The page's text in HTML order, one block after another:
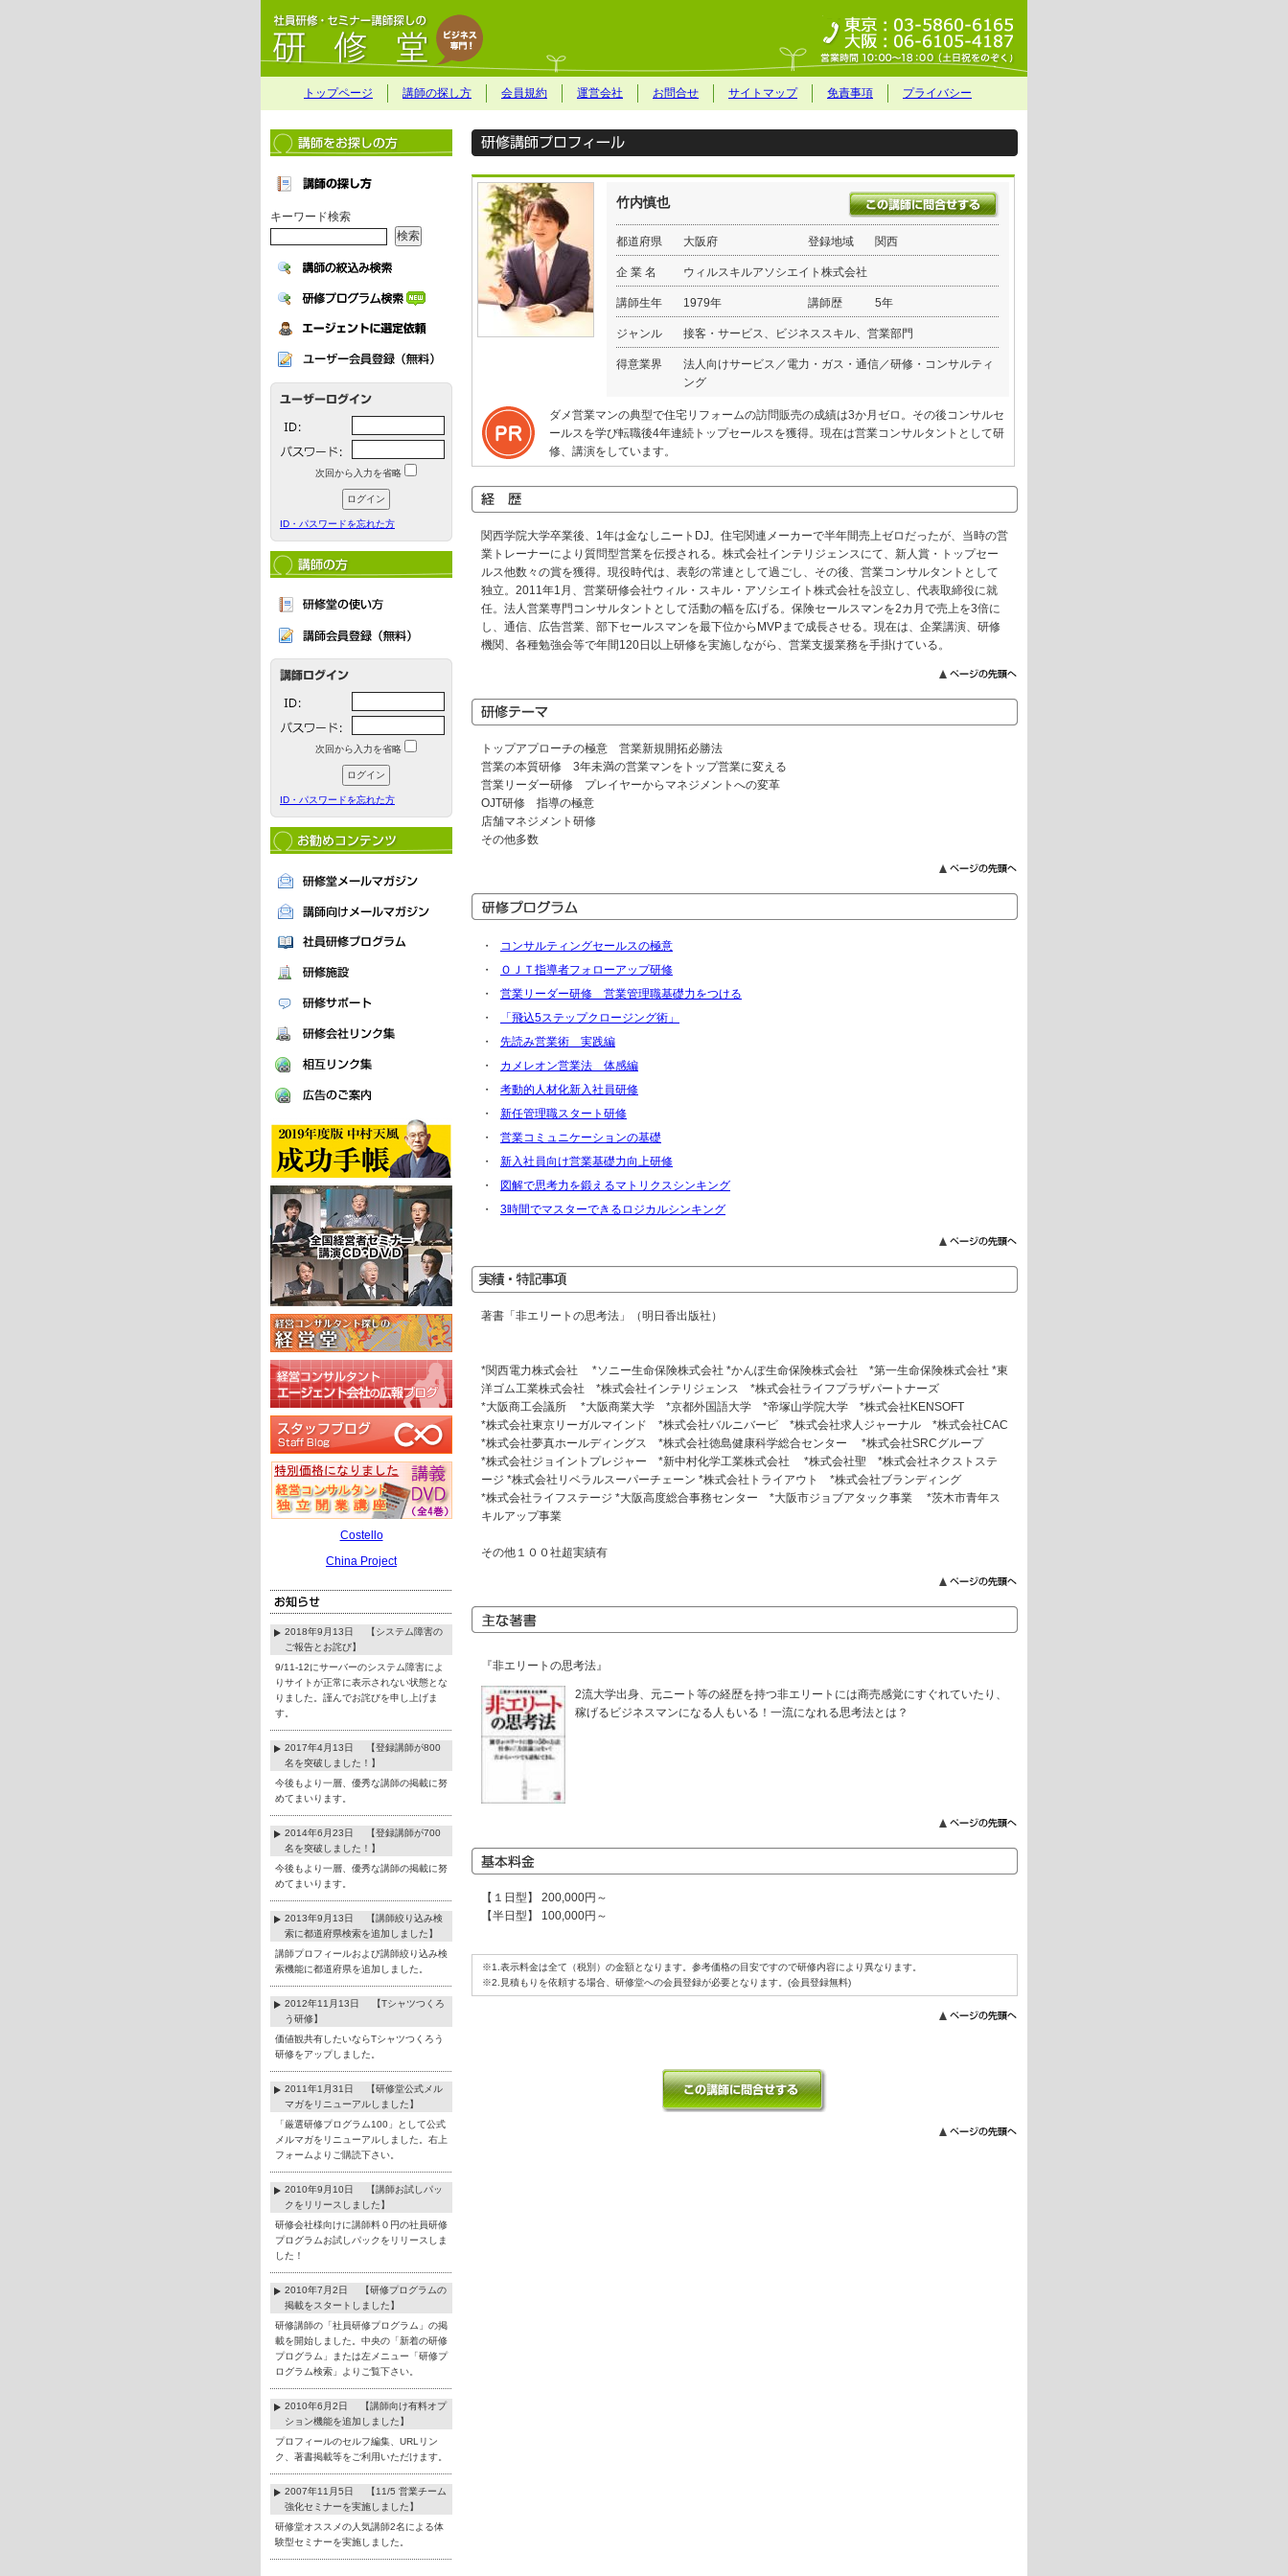
トップページ 講師の探し方 会員規約 運営会社 お問合せ サイトマップ 免責事項 プライバシー
キーワード検索
次回から入力を省略
ID・パスワードを忘れた方
次回から入力を省略
ID・パスワードを忘れた方
Costello
China Project
2018年9月13日 【システム障害の
ご報告とお詫び】
9/11-12にサーバーのシステム障害によ
りサイトが正常に表示されない状態とな
りました。謹んでお詫びを申し上げま
す。
2017年4月13日 【登録講師が800
名を突破しました！】
今後もより一層、優秀な講師の掲載に努
めてまいります。
2014年6月23日 【登録講師が700
名を突破しました！】
今後もより一層、優秀な講師の掲載に努
めてまいります。
2013年9月13日 【講師絞り込み検
索に都道府県検索を追加しました】
講師プロフィールおよび講師絞り込み検
索機能に都道府県を追加しました。
2012年11月13日 【Tシャツつくろ
う研修】
価値観共有したいならTシャツつくろう
研修をアップしました。
2011年1月31日 【研修堂公式メル
マガをリニューアルしました】
「厳選研修プログラム100」として公式
メルマガをリニューアルしました。右上
フォームよりご購読下さい。
2010年9月10日 【講師お試しパッ
クをリリースしました】
研修会社様向けに講師料０円の社員研修
プログラムお試しパックをリリースしま
した！
2010年7月2日 【研修プログラムの
掲載をスタートしました】
研修講師の「社員研修プログラム」の掲
載を開始しました。中央の「新着の研修
プログラム」または左メニュー「研修プ
ログラム検索」よりご覧下さい。
2010年6月2日 【講師向け有料オプ
ション機能を追加しました】
プロフィールのセルフ編集、URLリン
ク、著書掲載等をご利用いただけます。
2007年11月5日 【11/5 営業チーム
強化セミナーを実施しました】
研修堂オススメの人気講師2名による体
験型セミナーを実施しました。
竹内慎也
都道府県 大阪府 登録地域 関西
企 業 名 ウィルスキルアソシエイト株式会社
講師生年 1979年 講師歴 5年
ジャンル 接客・サービス、ビジネススキル、営業部門
得意業界
法人向けサービス／電力・ガス・通信／研修・コンサルティ
ング
ダメ営業マンの典型で住宅リフォームの訪問販売の成績は3か月ゼロ。その後コンサルセ
ールスを学び転職後4年連続トップセールスを獲得。現在は営業コンサルタントとして研
修、講演をしています。
関西学院大学卒業後、1年は金なしニートDJ。住宅関連メーカーで半年間売上ゼロだったが、当時の営
業トレーナーにより質問型営業を伝授される。株式会社インテリジェンスにて、新人賞・トップセー
ルス他数々の賞を獲得。現役時代は、表彰の常連として過ごし、その後、営業コンサルタントとして
独立。2011年1月、営業研修会社ウィル・スキル・アソシエイト株式会社を設立し、代表取締役に就
任。法人営業専門コンサルタントとして活動の幅を広げる。保険セールスマンを2カ月で売上を3倍に
し、通信、広告営業、部下セールスマンを最下位からMVPまで成長させる。現在は、企業講演、研修
機関、各種勉強会等で年間120日以上研修を実施しながら、営業支援業務を手掛けている。
トップアプローチの極意 営業新規開拓必勝法
営業の本質研修 3年未満の営業マンをトップ営業に変える
営業リーダー研修 プレイヤーからマネジメントへの変革
OJT研修 指導の極意
店舗マネジメント研修
その他多数
・
コンサルティングセールスの極意
・
ＯＪＴ指導者フォローアップ研修
・
営業リーダー研修 営業管理職基礎力をつける
・
「飛込5ステップクロージング術」
・
先読み営業術 実践編
・
カメレオン営業法 体感編
・
考動的人材化新入社員研修
・
新任管理職スタート研修
・
営業コミュニケーションの基礎
・
新入社員向け営業基礎力向上研修
・
図解で思考力を鍛えるマトリクスシンキング
・
3時間でマスターできるロジカルシンキング
著書「非エリートの思考法」（明日香出版社）
*関西電力株式会社 *ソニー生命保険株式会社 *かんぽ生命保険株式会社 *第一生命保険株式会社 *東
洋ゴム工業株式会社 *株式会社インテリジェンス *株式会社ライフプラザパートナーズ
*大阪商工会議所 *大阪商業大学 *京都外国語大学 *帝塚山学院大学 *株式会社KENSOFT
*株式会社東京リーガルマインド *株式会社バルニバービ *株式会社求人ジャーナル *株式会社CAC
*株式会社夢真ホールディングス *株式会社徳島健康科学総合センター *株式会社SRCグループ
*株式会社ジョイントプレジャー *新中村化学工業株式会社 *株式会社聖 *株式会社ネクストステ
ージ *株式会社リベラルスーパーチェーン *株式会社トライアウト *株式会社ブランディング
*株式会社ライフステージ *大阪高度総合事務センター *大阪市ジョブアタック事業 *茨木市青年ス
キルアップ事業
その他１００社超実績有
『非エリートの思考法』
2流大学出身、元ニート等の経歴を持つ非エリートには商売感覚にすぐれていたり、
稼げるビジネスマンになる人もいる！一流になれる思考法とは？
【１日型】 200,000円～
【半日型】 100,000円～
※1.表示料金は全て（税別）の金額となります。参考価格の目安ですので研修内容により異なります。
※2.見積もりを依頼する場合、研修堂への会員登録が必要となります。(会員登録無料)